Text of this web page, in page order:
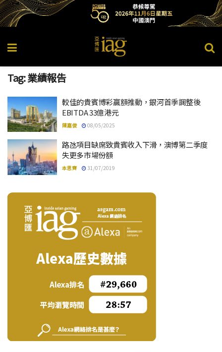
Tag:業績報告
較佳的貴賓博彩贏額推動，銀河首季調整後
EBITDA 33億港元
陳嘉俊 08/05/2025
路氹項目缺席致貴賓收入下滑，澳博第二季度
失更多市場份額
本思齊 31/07/2019